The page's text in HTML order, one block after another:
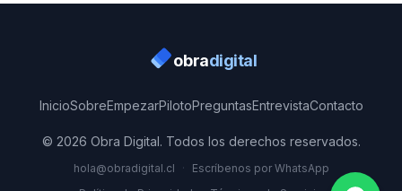
obradigital
InicioSobreEmpezarPilotoPreguntasEntrevistaContacto
© 2026 Obra Digital. Todos los derechos reservados.
hola@obradigital.cl ·
Escríbenos por WhatsApp